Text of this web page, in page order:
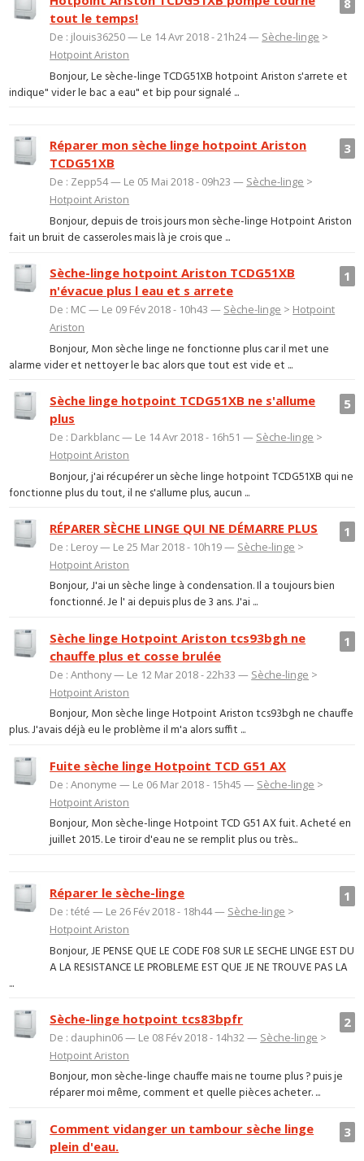
8
tout le temps!
De : jlouis36250 — Le 14 Avr 2018 - 21h24 — Sèche-linge >
Hotpoint Ariston
Bonjour, Le sèche-linge TCDG51XB hotpoint Ariston s'arrete et
indique" vider le bac a eau" et bip pour signalé ...
3
Réparer mon sèche linge hotpoint Ariston
TCDG51XB
De : Zepp54 — Le 05 Mai 2018 - 09h23 — Sèche-linge >
Hotpoint Ariston
Bonjour, depuis de trois jours mon sèche-linge Hotpoint Ariston
fait un bruit de casseroles mais là je crois que ...
1
Sèche-linge hotpoint Ariston TCDG51XB
n'évacue plus l eau et s arrete
De : MC — Le 09 Fév 2018 - 10h43 — Sèche-linge > Hotpoint
Ariston
Bonjour, Mon sèche linge ne fonctionne plus car il met une
alarme vider et nettoyer le bac alors que tout est vide et ...
5
Sèche linge hotpoint TCDG51XB ne s'allume
plus
De : Darkblanc — Le 14 Avr 2018 - 16h51 — Sèche-linge >
Hotpoint Ariston
Bonjour, j'ai récupérer un sèche linge hotpoint TCDG51XB qui ne
fonctionne plus du tout, il ne s'allume plus, aucun ...
1
RÉPARER SÈCHE LINGE QUI NE DÉMARRE PLUS
De : Leroy — Le 25 Mar 2018 - 10h19 — Sèche-linge >
Hotpoint Ariston
Bonjour, J'ai un sèche linge à condensation. Il a toujours bien
fonctionné. Je l' ai depuis plus de 3 ans. J'ai ...
1
Sèche linge Hotpoint Ariston tcs93bgh ne
chauffe plus et cosse brulée
De : Anthony — Le 12 Mar 2018 - 22h33 — Sèche-linge >
Hotpoint Ariston
Bonjour, Mon sèche linge Hotpoint Ariston tcs93bgh ne chauffe
plus. J'avais déjà eu le problème il m'a alors suffit ...
Fuite sèche linge Hotpoint TCD G51 AX
De : Anonyme — Le 06 Mar 2018 - 15h45 — Sèche-linge >
Hotpoint Ariston
Bonjour, Mon sèche-linge Hotpoint TCD G51 AX fuit. Acheté en
juillet 2015. Le tiroir d'eau ne se remplit plus ou très...
1
Réparer le sèche-linge
De : tété — Le 26 Fév 2018 - 18h44 — Sèche-linge >
Hotpoint Ariston
Bonjour, JE PENSE QUE LE CODE F08 SUR LE SECHE LINGE EST DU
A LA RESISTANCE LE PROBLEME EST QUE JE NE TROUVE PAS LA
...
2
Sèche-linge hotpoint tcs83bpfr
De : dauphin06 — Le 08 Fév 2018 - 14h32 — Sèche-linge >
Hotpoint Ariston
Bonjour, mon sèche-linge chauffe mais ne tourne plus ? puis je
réparer moi même, comment et quelle pièces acheter. ...
3
Comment vidanger un tambour sèche linge
plein d'eau.